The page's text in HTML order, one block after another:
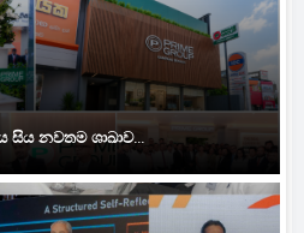
සිය නවතම ශාඛාව...